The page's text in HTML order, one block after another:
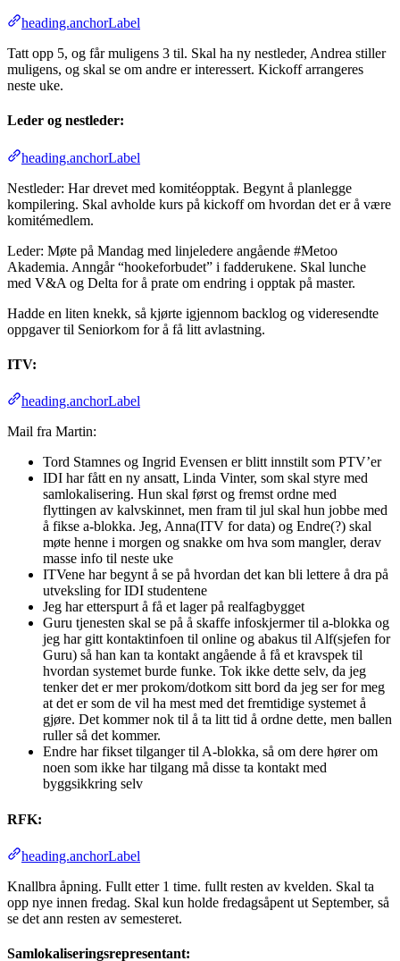
heading.anchorLabel
Tatt opp 5, og får muligens 3 til. Skal ha ny nestleder, Andrea stiller
muligens, og skal se om andre er interessert. Kickoff arrangeres
neste uke.
Leder og nestleder:
heading.anchorLabel
Nestleder: Har drevet med komitéopptak. Begynt å planlegge
kompilering. Skal avholde kurs på kickoff om hvordan det er å være
komitémedlem.
Leder: Møte på Mandag med linjeledere angående #Metoo
Akademia. Anngår “hookeforbudet” i fadderukene. Skal lunche
med V&A og Delta for å prate om endring i opptak på master.
Hadde en liten knekk, så kjørte igjennom backlog og videresendte
oppgaver til Seniorkom for å få litt avlastning.
ITV:
heading.anchorLabel
Mail fra Martin:
Tord Stamnes og Ingrid Evensen er blitt innstilt som PTV’er
IDI har fått en ny ansatt, Linda Vinter, som skal styre med
samlokalisering. Hun skal først og fremst ordne med
flyttingen av kalvskinnet, men fram til jul skal hun jobbe med
å fikse a-blokka. Jeg, Anna(ITV for data) og Endre(?) skal
møte henne i morgen og snakke om hva som mangler, derav
masse info til neste uke
ITVene har begynt å se på hvordan det kan bli lettere å dra på
utveksling for IDI studentene
Jeg har etterspurt å få et lager på realfagbygget
Guru tjenesten skal se på å skaffe infoskjermer til a-blokka og
jeg har gitt kontaktinfoen til online og abakus til Alf(sjefen for
Guru) så han kan ta kontakt angående å få et kravspek til
hvordan systemet burde funke. Tok ikke dette selv, da jeg
tenker det er mer prokom/dotkom sitt bord da jeg ser for meg
at det er som de vil ha mest med det fremtidige systemet å
gjøre. Det kommer nok til å ta litt tid å ordne dette, men ballen
ruller så det kommer.
Endre har fikset tilganger til A-blokka, så om dere hører om
noen som ikke har tilgang må disse ta kontakt med
byggsikkring selv
RFK:
heading.anchorLabel
Knallbra åpning. Fullt etter 1 time. fullt resten av kvelden. Skal ta
opp nye innen fredag. Skal kun holde fredagsåpent ut September, så
se det ann resten av semesteret.
Samlokaliseringsrepresentant: